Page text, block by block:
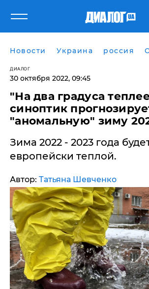
Новости Украина россия
ДИАЛОГ
30 октября 2022, 09:45
​"На два градуса
синоптик
"аномальную" зиму
Зима 2022 - 2023 года
европейски теплой.
Автор: Татьяна Шевченко